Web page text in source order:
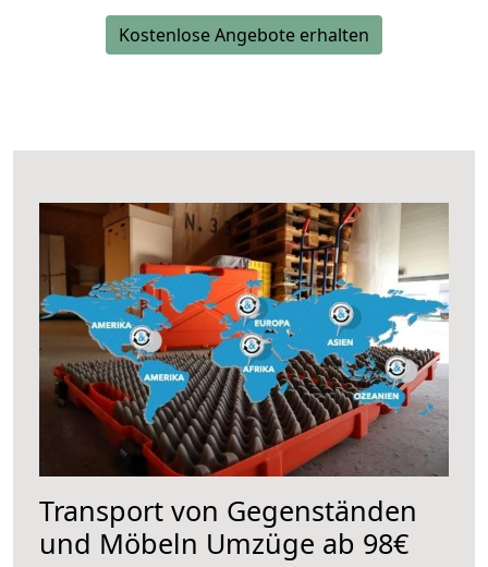
Kostenlose Angebote erhalten
Transport von Gegenständen
und Möbeln Umzüge ab 98€